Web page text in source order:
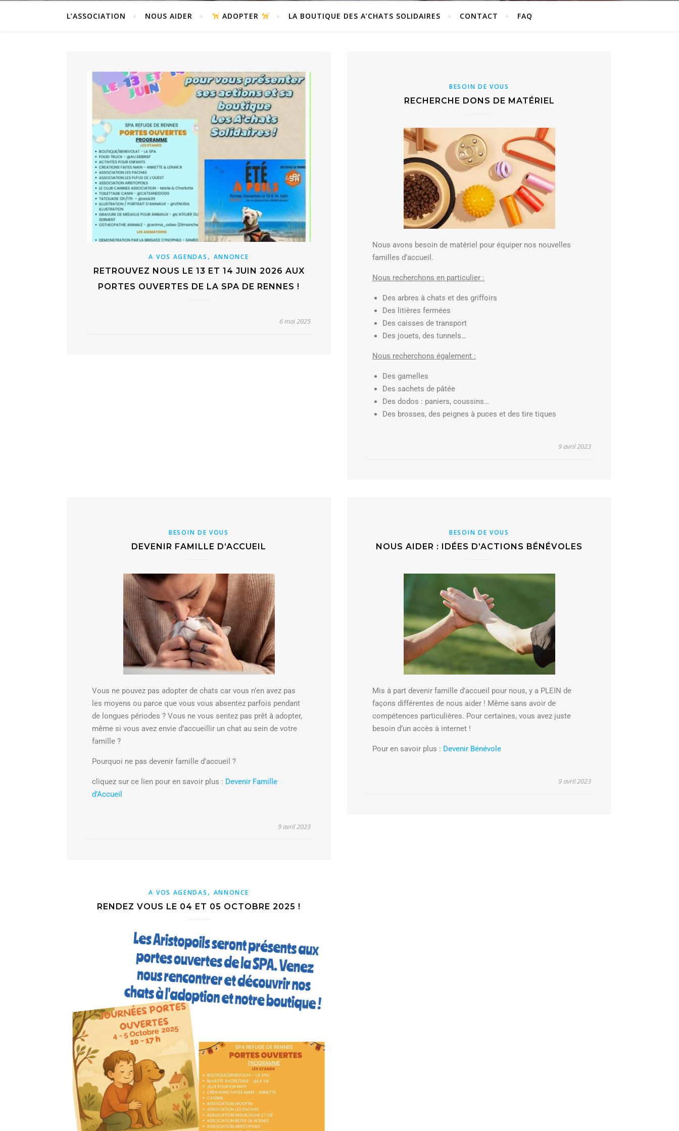
L’ASSOCIATION NOUS AIDER ADOPTER LA BOUTIQUE DES A’CHATS SOLIDAIRES CONTACT FAQ
A VOS AGENDAS , ANNONCE
RETROUVEZ NOUS LE 13 ET 14 JUIN 2026 AUX
PORTES OUVERTES DE LA SPA DE RENNES !
6 mai 2025
BESOIN DE VOUS
RECHERCHE DONS DE MATÉRIEL
Nous avons besoin de matériel pour équiper nos nouvelles
familles d’accueil.
Nous recherchons en particulier :
Des arbres à chats et des griffoirs
Des litières fermées
Des caisses de transport
Des jouets, des tunnels…
Nous recherchons également :
Des gamelles
Des sachets de pâtée
Des dodos : paniers, coussins…
Des brosses, des peignes à puces et des tire tiques
9 avril 2023
BESOIN DE VOUS
DEVENIR FAMILLE D’ACCUEIL
Vous ne pouvez pas adopter de chats car vous n’en avez pas
les moyens ou parce que vous vous absentez parfois pendant
de longues périodes ? Vous ne vous sentez pas prêt à adopter,
même si vous avez envie d’accueillir un chat au sein de votre
famille ?
Pourquoi ne pas devenir famille d’accueil ?
cliquez sur ce lien pour en savoir plus : Devenir Famille
d’Accueil
9 avril 2023
BESOIN DE VOUS
NOUS AIDER : IDÉES D’ACTIONS BÉNÉVOLES
Mis à part devenir famille d’accueil pour nous, y a PLEIN de
façons différentes de nous aider ! Même sans avoir de
compétences particulières. Pour certaines, vous avez juste
besoin d’un accès à internet !
Pour en savoir plus : Devenir Bénévole
9 avril 2023
A VOS AGENDAS , ANNONCE
RENDEZ VOUS LE 04 ET 05 OCTOBRE 2025 !